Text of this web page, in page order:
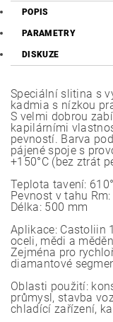
POPIS
PARAMETRY
DISKUZE
Speciální slitina s
kadmia s nízkou
S velmi dobrou
kapilárními
pevností. Barva
pájené spoje s
+150°C (bez ztrát
Teplota tavení:
Pevnost v tahu
Délka: 500 mm
Aplikace: Castoliin
oceli, mědi a
Zejména pro
diamantové
Oblasti použití:
průmysl, stavba
chladící zařízení,